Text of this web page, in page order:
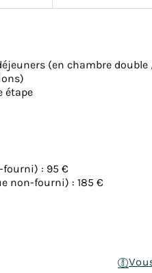
(en chambre
étape
fourni) : 95 €
non-fourni) : 185 €